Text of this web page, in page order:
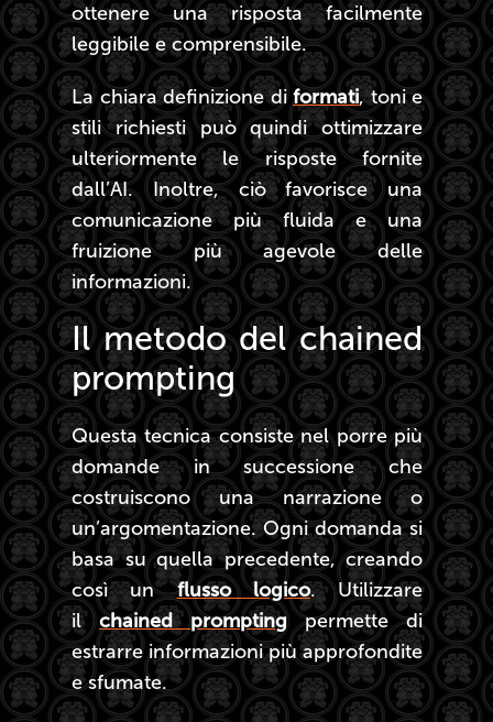
ottenere una risposta facilmente
leggibile e comprensibile.
La chiara definizione diformati, toni e
stili richiesti può quindi ottimizzare
ulteriormente le risposte fornite
dall’AI. Inoltre, ciò favorisce una
comunicazione più fluida e una
fruizione più agevole delle
informazioni.
Il metodo del chained
prompting
Questa tecnica consiste nel porre più
domande in successione che
costruiscono una narrazione o
un’argomentazione. Ogni domanda si
basa su quella precedente, creando
così unflusso logico. Utilizzare
il chained prompting permette di
estrarre informazioni più approfondite
e sfumate.